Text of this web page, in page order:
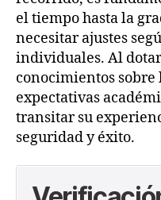
el tiempo hasta la
necesitar ajustes
individuales. Al
conocimientos sobre
expectativas
transitar su
seguridad y éxito.